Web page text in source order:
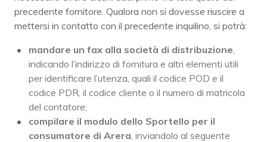
precedente fornitore. Qualora non si dovesse riuscire a
mettersi in contatto con il precedente inquilino, si potrà:
mandare un fax alla società di distribuzione
indicando l’indirizzo di fornitura e altri elementi utili
per identificare l’utenza, quali il codice POD e il
codice PDR, il codice cliente o il numero di matricola
del contatore;
compilare il modulo dello Sportello per il
consumatore di Arera , inviandolo al seguente